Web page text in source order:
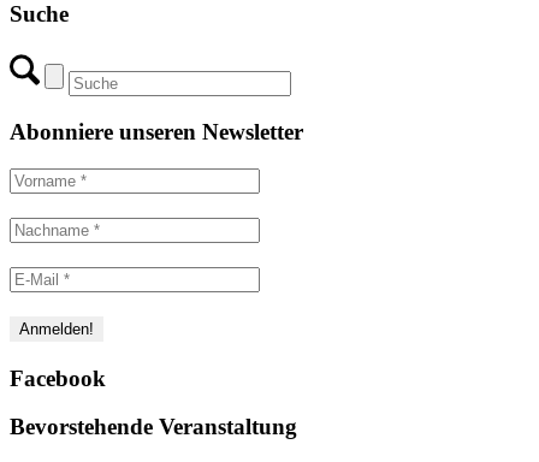
Suche
Abonniere unseren Newsletter
Facebook
Bevorstehende Veranstaltung